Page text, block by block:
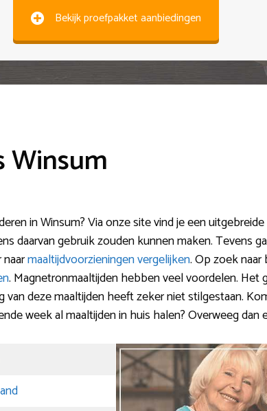
Bekijk proefpakket aanbiedingen
Winsum
in Winsum? Via onze site vind je een
daarvan gebruik zouden kunnen maken. Tevens
maaltijdvoorzieningen vergelijken. Op zoek
. Magnetronmaaltijden hebben veel voordelen.
deze maaltijden heeft zeker niet stilgestaan.
week al maaltijden in huis halen? Overweeg